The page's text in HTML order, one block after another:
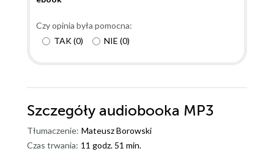
Czy opinia była pomocna:
TAK(0) NIE (0)
Szczegóły audiobooka MP3
Tłumaczenie: Mateusz Borowski
Czas trwania: 11 godz. 51 min.